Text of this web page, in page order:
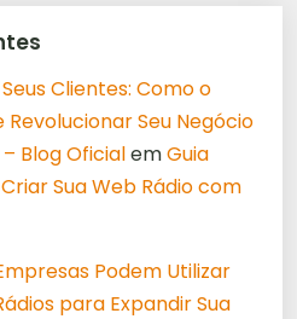
Clientes: Como o
Revolucionar Seu Negócio
Blog OficialemGuia
Sua Web Rádio com
Podem Utilizar
para Expandir Sua